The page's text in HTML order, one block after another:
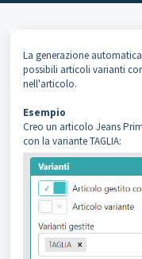
La generazione
possibili articoli varianti
nell'articolo.
Esempio
Creo un articolo Jeans
con la variante TAGLIA: